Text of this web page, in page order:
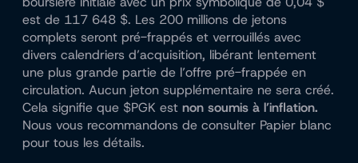
est de 117 648 $. Les 200 millions de jetons
complets seront pré-frappés et verrouillés avec
divers calendriers d’acquisition, libérant lentement
une plus grande partie de l’offre pré-frappée en
circulation. Aucun jeton supplémentaire ne sera créé.
Cela signifie que $PGK est non soumis à l’inflation.
Nous vous recommandons de consulter Papier blanc
pour tous les détails.